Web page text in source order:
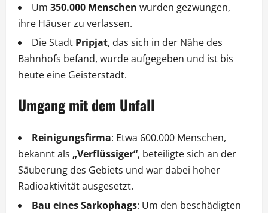
Um 350.000 Menschen wurden gezwungen,
ihre Häuser zu verlassen.
Die Stadt Pripjat, das sich in der Nähe des
Bahnhofs befand, wurde aufgegeben und ist bis
heute eine Geisterstadt.
Umgang mit dem Unfall
Reinigungsfirma: Etwa 600.000 Menschen,
bekannt als „Verflüssiger“, beteiligte sich an der
Säuberung des Gebiets und war dabei hoher
Radioaktivität ausgesetzt.
Bau eines Sarkophags: Um den beschädigten